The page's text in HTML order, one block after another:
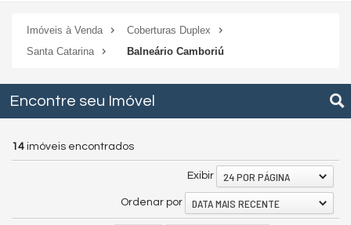
Imóveis à Venda
Coberturas Duplex
Santa Catarina
Balneário Camboriú
Encontre seu Imóvel
14 imóveis encontrados
Exibir 24 POR PÁGINA
Ordenar por DATA MAIS RECENTE